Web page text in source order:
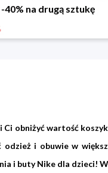
-40% na drugą sztukę
obniżyć wartość
i obuwie w
i buty Nike dla